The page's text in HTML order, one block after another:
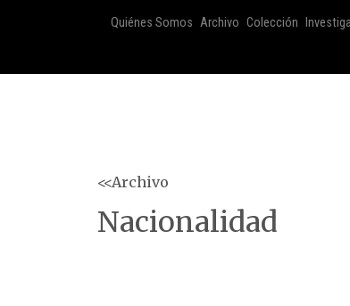
Quiénes Somos Archivo Colección
<<Archivo
Nacionalidad